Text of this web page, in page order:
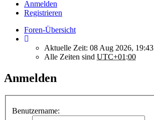
Anmelden
Registrieren
Foren-Übersicht
Aktuelle Zeit: 08 Aug 2026, 19:43
Alle Zeiten sind UTC+01:00
Anmelden
Benutzername: